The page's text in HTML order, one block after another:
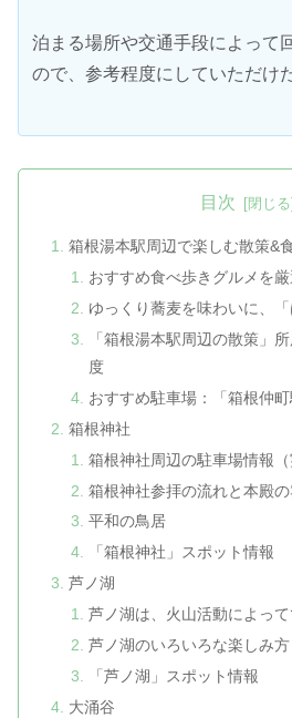
泊まる場所や交通手段によって
ので、参考程度にしていただけ
目次
箱根湯本駅周辺で楽しむ散策&
おすすめ食べ歩きグルメを厳
ゆっくり蕎麦を味わいに、
「箱根湯本駅周辺の散策」
度
おすすめ駐車場：「箱根仲町
箱根神社
箱根神社周辺の駐車場情報（
箱根神社参拝の流れと本殿
平和の鳥居
「箱根神社」スポット情報
芦ノ湖
芦ノ湖は、火山活動によっ
芦ノ湖のいろいろな楽しみ方
「芦ノ湖」スポット情報
大涌谷